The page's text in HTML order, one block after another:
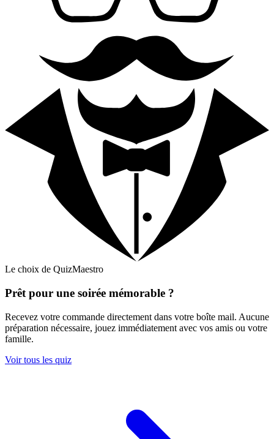
Le choix de QuizMaestro
Prêt pour une soirée mémorable ?
Recevez votre commande directement dans votre boîte mail. Aucune
préparation nécessaire, jouez immédiatement avec vos amis ou votre
famille.
Voir tous les quiz